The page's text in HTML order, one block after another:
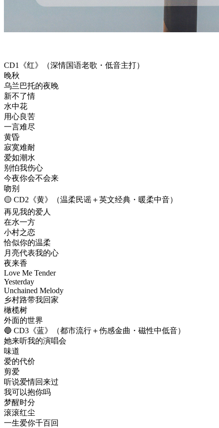
CD1《红》（深情国语老歌・低音主打）
晚秋
乌兰巴托的夜晚
新不了情
水中花
用心良苦
一言难尽
黄昏
寂寞难耐
爱如潮水
别怕我伤心
今夜你会不会来
吻别
🟡 CD2《黄》（温柔民谣＋英文经典・暖柔中音）
再见我的爱人
在水一方
小村之恋
恰似你的温柔
月亮代表我的心
夜来香
Love Me Tender
Yesterday
Unchained Melody
乡村路带我回家
橄榄树
外面的世界
🔵 CD3《蓝》（都市流行＋伤感金曲・磁性中低音）
她来听我的演唱会
味道
爱的代价
剪爱
听说爱情回来过
我可以抱你吗
梦醒时分
滚滚红尘
一生爱你千百回